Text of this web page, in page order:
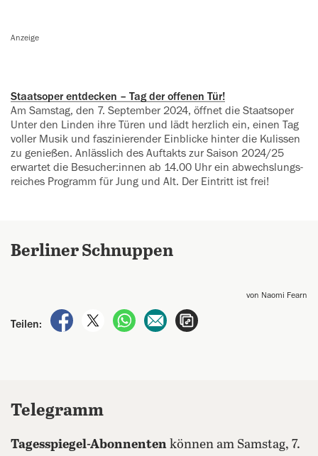
Anzeige
Staatsoper entdecken – Tag der ‍offenen Tür!
Am Samstag, den 7. September 2024, öffnet die Staatsoper
Unter den Linden ihre Türen und lädt herzlich ein, einen Tag
voller Musik und faszinierender Einblicke hinter die Kulissen
zu genießen. Anlässlich des Auftakts zur Saison 2024/25
erwartet die Besucher:innen ab 14.00 Uhr ein abwechslungs­
reiches Programm für Jung und Alt. Der Eintritt ist frei!
Berliner Schnuppen
von Naomi Fearn
Teilen:
auf Facebook teilen
auf X teilenper WhatsApp teilen
per E-Mail teilen
Telegramm
Tagesspiegel-Abonnenten können am Samstag, 7.